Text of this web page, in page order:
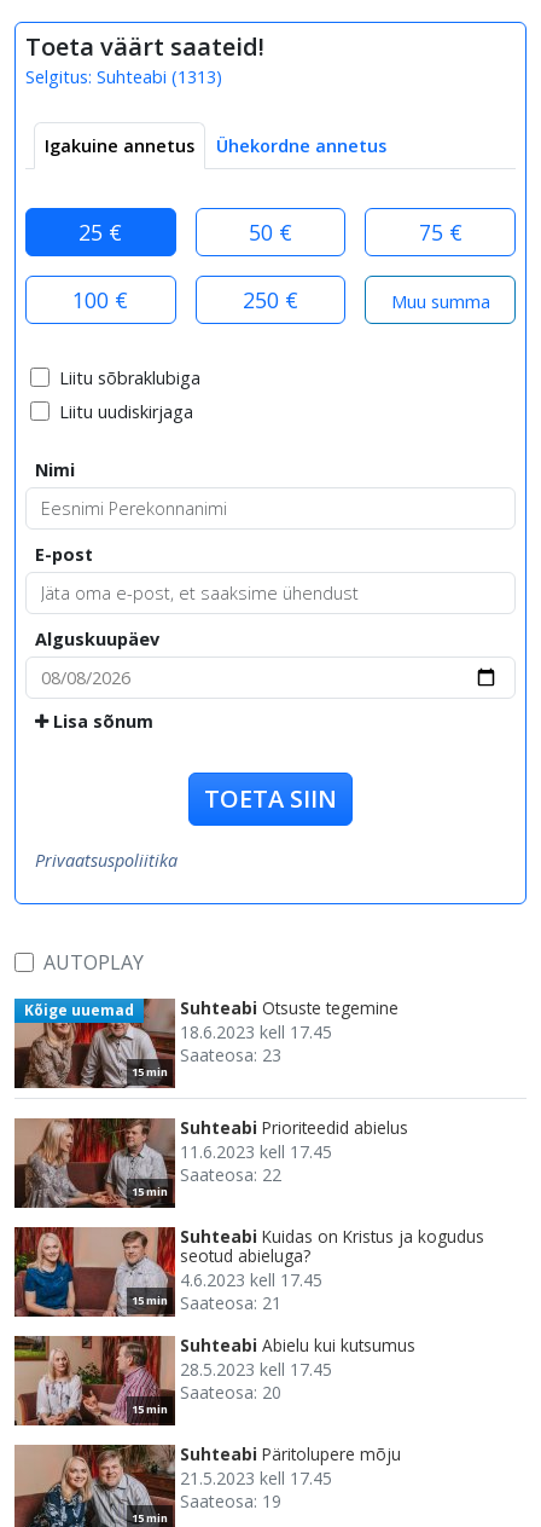
Toeta väärt saateid!
Selgitus: Suhteabi (1313)
Igakuine annetus Ühekordne annetus
25 € 50 € 75 €
100 € 250 €
Liitu sõbraklubiga
Liitu uudiskirjaga
Nimi
E-post
Alguskuupäev
Lisa sõnum
TOETA SIIN
Privaatsuspoliitika
AUTOPLAY
15 min
Kõige uuemad Suhteabi Otsuste tegemine
18.6.2023 kell 17.45
Saateosa: 23
15 min
Suhteabi Prioriteedid abielus
11.6.2023 kell 17.45
Saateosa: 22
15 min
Suhteabi Kuidas on Kristus ja kogudus
seotud abieluga?
4.6.2023 kell 17.45
Saateosa: 21
15 min
Suhteabi Abielu kui kutsumus
28.5.2023 kell 17.45
Saateosa: 20
15 min
Suhteabi Päritolupere mõju
21.5.2023 kell 17.45
Saateosa: 19